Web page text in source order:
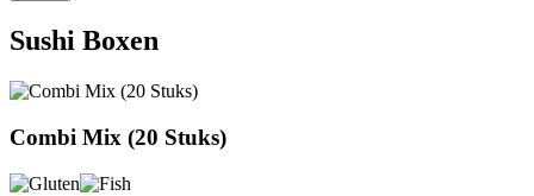
Sushi Boxen
Combi Mix (20 Stuks)